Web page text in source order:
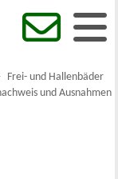
Frei- und Hallenbäder
und Ausnahmen